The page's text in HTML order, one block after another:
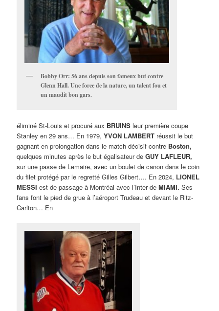
Bobby Orr: 56 ans depuis son fameux but contre
Glenn Hall. Une force de la nature, un talent fou et
un maudit bon gars.
éliminé St-Louis et procuré aux BRUINS leur première coupe
Stanley en 29 ans… En 1979,YVON LAMBERT réussit le but
gagnant en prolongation dans le match décisif contre Boston,
quelques minutes après le but égalisateur deGUY LAFLEUR,
sur une passe de Lemaire, avec un boulet de canon dans le coin
du filet protégé par le regretté Gilles Gilbert…. En 2024, LIONEL
MESSI est de passage à Montréal avec l’Inter deMIAMI. Ses
fans font le pied de grue à l’aéroport Trudeau et devant le Ritz-
Carlton… En